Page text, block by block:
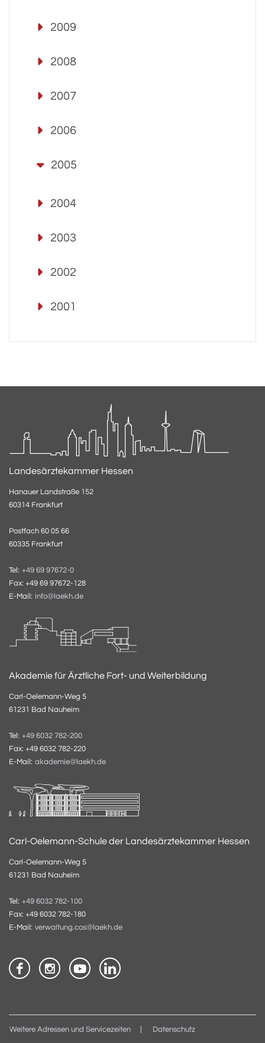
2009
2008
2007
2006
2005
2004
2003
2002
2001
Landesärztekammer Hessen
Hanauer Landstraße 152
60314 Frankfurt
Postfach 60 05 66
60335 Frankfurt
Tel: +49 69 97672-0
Fax: +49 69 97672-128
E-Mail: info@laekh.de
Akademie für Ärztliche Fort- und Weiterbildung
Carl-Oelemann-Weg 5
61231 Bad Nauheim
Tel: +49 6032 782-200
Fax: +49 6032 782-220
E-Mail: akademie@laekh.de
Carl-Oelemann-Schule der Landesärztekammer Hessen
Carl-Oelemann-Weg 5
61231 Bad Nauheim
Tel: +49 6032 782-100
Fax: +49 6032 782-180
E-Mail: verwaltung.cos@laekh.de
Weitere Adressen und Servicezeiten Datenschutz